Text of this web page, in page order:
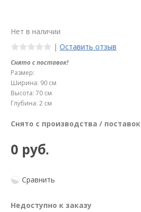
Нет в наличии
| Оставить отзыв
Снято с поставок!
Размер:
Ширина: 90 см
Высота: 70 см
Глубина: 2 см
Снято с производства / поставок
0 руб.
Сравнить
Недоступно к заказу